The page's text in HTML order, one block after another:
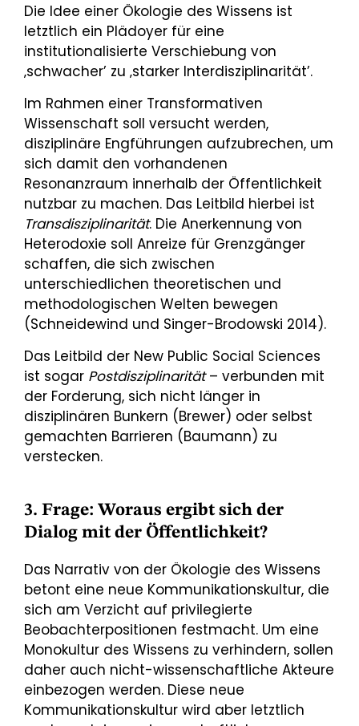
Die Idee einer Ökologie des Wissens ist
letztlich ein Plädoyer für eine
institutionalisierte Verschiebung von
‚schwacher’ zu ‚starker Interdisziplinarität’.
Im Rahmen einer Transformativen
Wissenschaft soll versucht werden,
disziplinäre Engführungen aufzubrechen, um
sich damit den vorhandenen
Resonanzraum innerhalb der Öffentlichkeit
nutzbar zu machen. Das Leitbild hierbei ist
Transdisziplinarität. Die Anerkennung von
Heterodoxie soll Anreize für Grenzgänger
schaffen, die sich zwischen
unterschiedlichen theoretischen und
methodologischen Welten bewegen
(Schneidewind und Singer-Brodowski 2014).
Das Leitbild der New Public Social Sciences
ist sogar Postdisziplinarität– verbunden mit
der Forderung, sich nicht länger in
disziplinären Bunkern (Brewer) oder selbst
gemachten Barrieren (Baumann) zu
verstecken.
3. Frage: Woraus ergibt sich der
Dialog mit der Öffentlichkeit?
Das Narrativ von der Ökologie des Wissens
betont eine neue Kommunikationskultur, die
sich am Verzicht auf privilegierte
Beobachterpositionen festmacht. Um eine
Monokultur des Wissens zu verhindern, sollen
daher auch nicht-wissenschaftliche Akteure
einbezogen werden. Diese neue
Kommunikationskultur wird aber letztlich